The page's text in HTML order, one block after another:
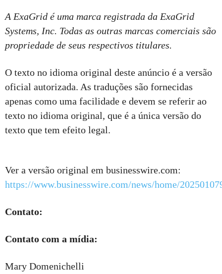
A ExaGrid é uma marca registrada da ExaGrid
Systems, Inc. Todas as outras marcas comerciais são
propriedade de seus respectivos titulares.
O texto no idioma original deste anúncio é a versão
oficial autorizada. As traduções são fornecidas
apenas como uma facilidade e devem se referir ao
texto no idioma original, que é a única versão do
texto que tem efeito legal.
Ver a versão original em businesswire.com:
https://www.businesswire.com/news/home/
Contato:
Contato com a mídia:
Mary Domenichelli